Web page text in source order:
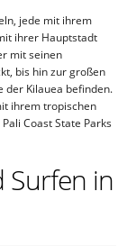
jede mit ihrem
ihrer Hauptstadt
mit seinen
bis hin zur großen
der Kilauea befinden.
ihrem tropischen
Coast State Parks
Surfen in